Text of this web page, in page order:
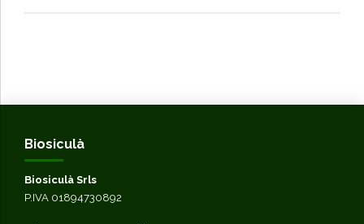
Biosiculà
Biosiculà Srls
P.IVA 01894730892